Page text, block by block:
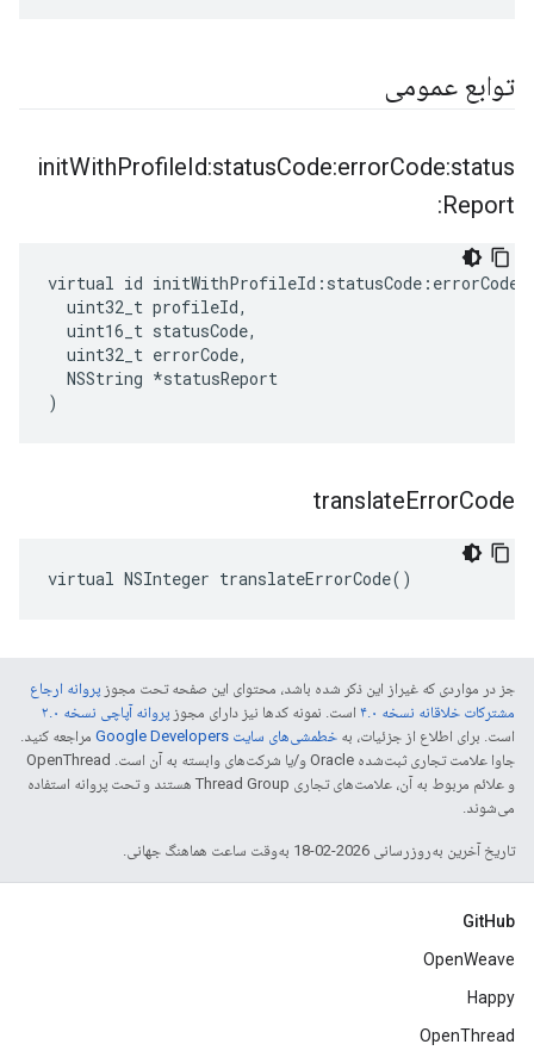
توابع عمومی
initWithProfileId:statusCode:errorCode:status
Report:
virtual id
  uint32_t profileId,
  uint16_t statusCode,
  uint32_t errorCode,
  NSString *statusReport
)
translateErrorCode
virtual NSInteger translateErrorCode()
جز در مواردی که غیراز این ذکر شده باشد، محتوای این صفحه تحت مجوز پروانه ارجاع
مشترکات خلاقانه نسخه ۴.۰
است. نمونه کدها نیز دارای مجوز پروانه آپاچی نسخه ۲.۰
است. برای اطلاع از جزئیات، به خطمشی‌های سایت Google Developers‏
مراجعه کنید.
جاوا علامت تجاری ثبت‌شده Oracle و/یا شرکت‌های وابسته به آن است. ‫OpenThread
و علائم مربوط به آن، علامت‌های تجاری Thread Group هستند و تحت پروانه استفاده
می‌شوند.
تاریخ آخرین به‌روزرسانی 2026-02-18 به‌وقت ساعت هماهنگ جهانی.
GitHub
OpenWeave
Happy
OpenThread